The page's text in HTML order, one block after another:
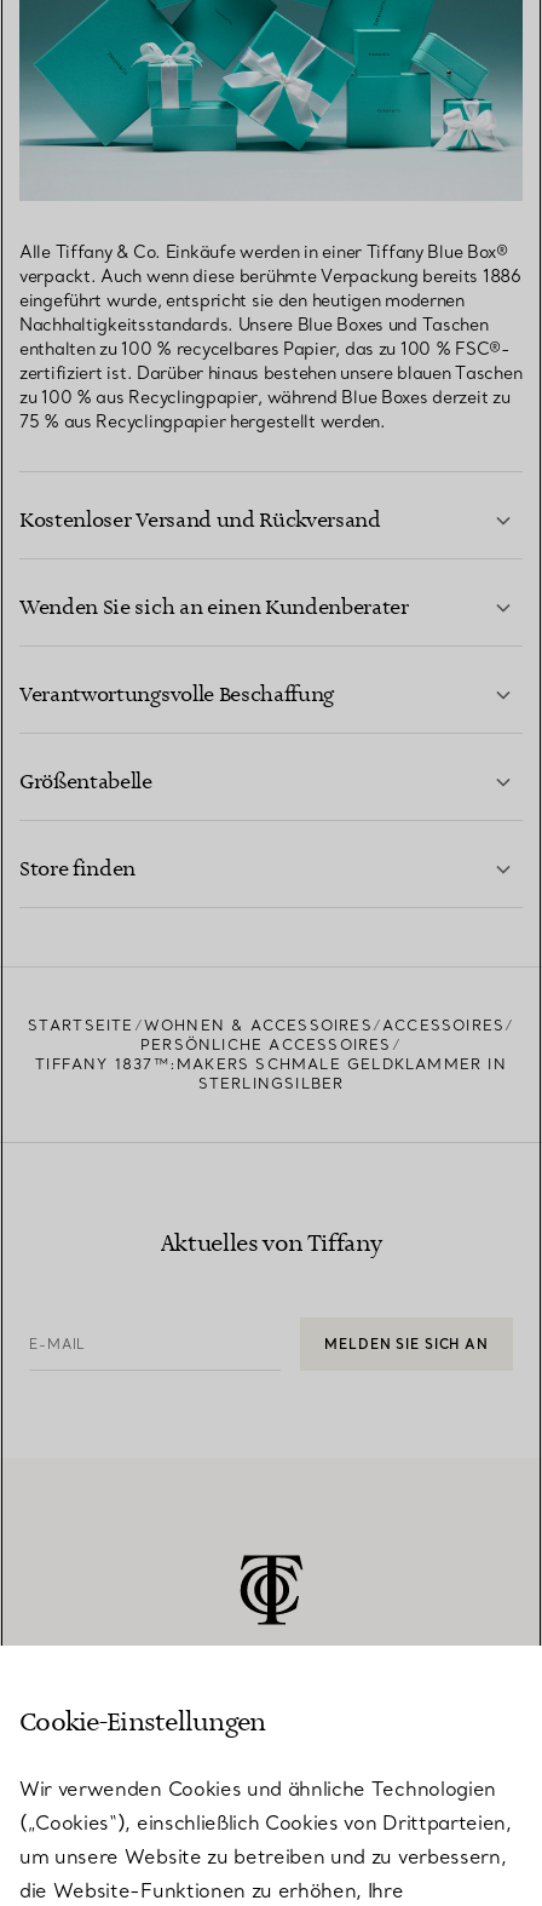
Alle Tiffany & Co. Einkäufe werden in einer Tiffany Blue Box®
verpackt. Auch wenn diese berühmte Verpackung bereits 1886
eingeführt wurde, entspricht sie den heutigen modernen
Nachhaltigkeitsstandards. Unsere Blue Boxes und Taschen
enthalten zu 100 % recycelbares Papier, das zu 100 % FSC®-
zertifiziert ist. Darüber hinaus bestehen unsere blauen Taschen
zu 100 % aus Recyclingpapier, während Blue Boxes derzeit zu
75 % aus Recyclingpapier hergestellt werden.
Kostenloser Versand und Rückversand
Wenden Sie sich an einen Kundenberater
Verantwortungsvolle Beschaffung
Größentabelle
Store finden
STARTSEITE WOHNEN & ACCESSOIRES
ACCESSOIRES
PERSÖNLICHE ACCESSOIRES
TIFFANY 1837™:MAKERS SCHMALE GELDKLAMMER IN
STERLINGSILBER
Aktuelles von Tiffany
E-MAIL MELDEN SIE SICH AN
KUNDENSERVICE
SERVICES
Cookie-Einstellungen
Wir verwenden Cookies und ähnliche Technologien
(„Cookies“), einschließlich Cookies von Drittparteien,
um unsere Website zu betreiben und zu verbessern,
die Website-Funktionen zu erhöhen, Ihre